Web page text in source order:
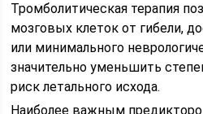
Тромболитическая терапия
мозговых клеток от гибели,
или минимального
значительно уменьшить
риск летального исхода.
Наиболее важным